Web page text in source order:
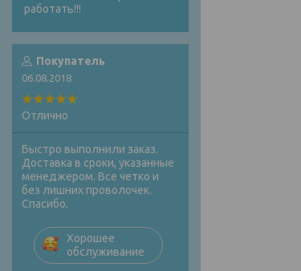
работать!!!
Покупатель
06.08.2018
Отлично
Быстро выполнили заказ.
Доставка в сроки, указанные
менеджером. Все четко и
без лишних проволочек.
Спасибо.
Хорошее
обслуживание